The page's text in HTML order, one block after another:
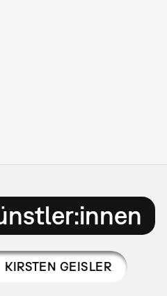
KIRSTEN GEISLER